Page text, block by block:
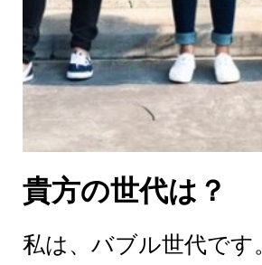
貴方の世代は？
私は、バブル世代です。